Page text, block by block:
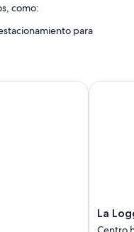
como:
para
en el lobby y área con
multilingüe y salas
La
Loggia
La
La